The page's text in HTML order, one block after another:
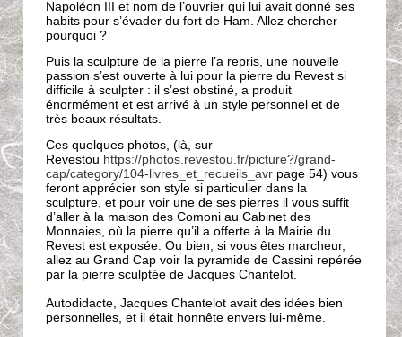
Napoléon III et nom de l’ouvrier qui lui avait donné ses
habits pour s’évader du fort de Ham. Allez chercher
pourquoi ?
Puis la sculpture de la pierre l’a repris, une nouvelle
passion s’est ouverte à lui pour la pierre du Revest si
difficile à sculpter : il s’est obstiné, a produit
énormément et est arrivé à un style personnel et de
très beaux résultats.
Ces quelques photos, (là, sur
Revestou https://photos.revestou.fr/picture?/grand-
cap/category/104-livres_et_recueils_avrpage 54) vous
feront apprécier son style si particulier dans la
sculpture, et pour voir une de ses pierres il vous suffit
d’aller à la maison des Comoni au Cabinet des
Monnaies, où la pierre qu’il a offerte à la Mairie du
Revest est exposée. Ou bien, si vous êtes marcheur,
allez au Grand Cap voir la pyramide de Cassini repérée
par la pierre sculptée de Jacques Chantelot.
Autodidacte, Jacques Chantelot avait des idées bien
personnelles, et il était honnête envers lui-même.